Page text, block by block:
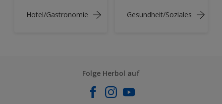
Hotel/Gastronomie Gesundheit/Soziales
Folge Herbol auf